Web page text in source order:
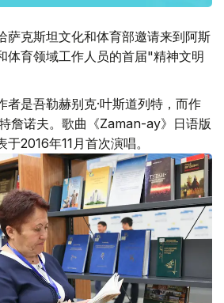
萨克斯坦文化和体育部邀请来到阿斯
体育领域工作人员的首届"精神文明
者是吾勒赫别克·叶斯道列特，而作
詹诺夫。歌曲《Zaman-ay》日语版
2016年11月首次演唱。